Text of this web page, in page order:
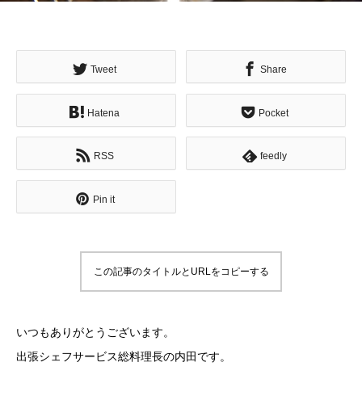
Tweet Share
Hatena Pocket
RSS feedly
Pin it
この記事のタイトルとURLをコピーする
いつもありがとうございます。
出張シェフサービス総料理長の内田です。